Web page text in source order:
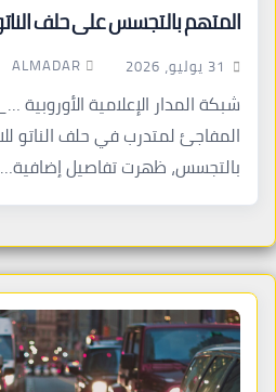
المتهم بالتجسس على حلف
31 يوليو، 2026 ALMADAR
شبكة المدار الإعلامية الأوروبية
المفاجئ لمتدرب في حلف الناتو
بالتجسس، ظهرت تفاصيل إضافية…